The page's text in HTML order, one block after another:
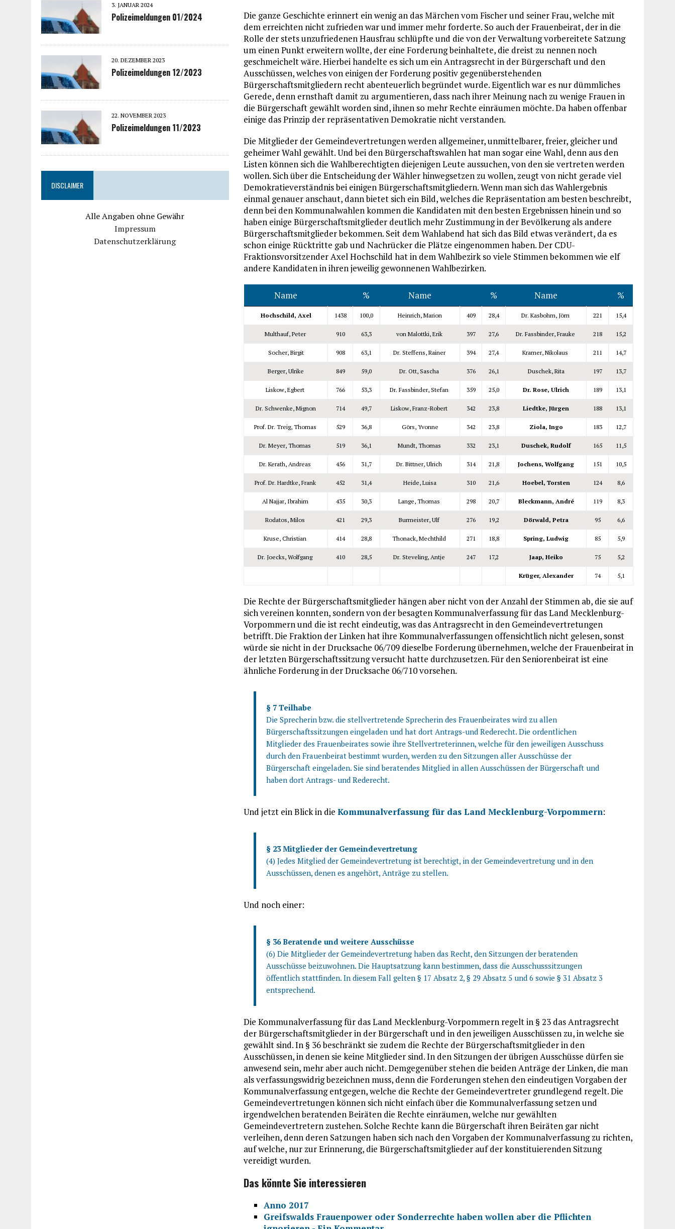
Die ganze Geschichte erinnert ein wenig an das Märchen vom Fischer und seiner Frau, welche mit
dem erreichten nicht zufrieden war und immer mehr forderte. So auch der Frauenbeirat, der in die
Rolle der stets unzufriedenen Hausfrau schlüpfte und die von der Verwaltung vorbereitete Satzung
um einen Punkt erweitern wollte, der eine Forderung beinhaltete, die dreist zu nennen noch
geschmeichelt wäre. Hierbei handelte es sich um ein Antragsrecht in der Bürgerschaft und den
Ausschüssen, welches von einigen der Forderung positiv gegenüberstehenden
Bürgerschaftsmitgliedern recht abenteuerlich begründet wurde. Eigentlich war es nur dümmliches
Gerede, denn ernsthaft damit zu argumentieren, dass nach ihrer Meinung nach zu wenige Frauen in
die Bürgerschaft gewählt worden sind, ihnen so mehr Rechte einräumen möchte. Da haben offenbar
einige das Prinzip der repräsentativen Demokratie nicht verstanden.
Die Mitglieder der Gemeindevertretungen werden allgemeiner, unmittelbarer, freier, gleicher und
geheimer Wahl gewählt. Und bei den Bürgerschaftswahlen hat man sogar eine Wahl, denn aus den
Listen können sich die Wahlberechtigten diejenigen Leute aussuchen, von den sie vertreten werden
wollen. Sich über die Entscheidung der Wähler hinwegsetzen zu wollen, zeugt von nicht gerade viel
Demokratieverständnis bei einigen Bürgerschaftsmitgliedern. Wenn man sich das Wahlergebnis
einmal genauer anschaut, dann bietet sich ein Bild, welches die Repräsentation am besten beschreibt,
denn bei den Kommunalwahlen kommen die Kandidaten mit den besten Ergebnissen hinein und so
haben einige Bürgerschaftsmitglieder deutlich mehr Zustimmung in der Bevölkerung als andere
Bürgerschaftsmitglieder bekommen. Seit dem Wahlabend hat sich das Bild etwas verändert, da es
schon einige Rücktritte gab und Nachrücker die Plätze eingenommen haben. Der CDU-
Fraktionsvorsitzender Axel Hochschild hat in dem Wahlbezirk so viele Stimmen bekommen wie elf
andere Kandidaten in ihren jeweilig gewonnenen Wahlbezirken.
Name % Name % Name %
Hochschild, Axel 1438 100,0 Heinrich, Marion 409 28,4 Dr. Kasbohm, Jörn 221 15,4
Multhauf, Peter 910 63,3 von Malottki, Erik 397 27,6 Dr. Fassbinder, Frauke 218 15,2
Socher, Birgit 908 63,1 Dr. Steffens, Rainer 394 27,4 Kramer, Nikolaus 211 14,7
Berger, Ulrike 849 59,0 Dr. Ott, Sascha 376 26,1 Duschek, Rita 197 13,7
Liskow, Egbert 766 53,3 Dr. Fassbinder, Stefan 359 25,0 Dr. Rose, Ulrich 189 13,1
Dr. Schwenke, Mignon 714 49,7 Liskow, Franz-Robert 342 23,8 Liedtke, Jürgen 188 13,1
Prof. Dr. Treig, Thomas 529 36,8 Görs, Yvonne 342 23,8 Ziola, Ingo 183 12,7
Dr. Meyer, Thomas 519 36,1 Mundt, Thomas 332 23,1 Duschek, Rudolf 165 11,5
Dr. Kerath, Andreas 456 31,7 Dr. Bittner, Ulrich 314 21,8 Jochens, Wolfgang 151 10,5
Prof. Dr. Hardtke, Frank 452 31,4 Heide, Luisa 310 21,6 Hoebel, Torsten 124 8,6
Al Najjar, Ibrahim 435 30,3 Lange, Thomas 298 20,7 Bleckmann, André 119 8,3
Rodatos, Milos 421 29,3 Burmeister, Ulf 276 19,2 Dörwald, Petra 95 6,6
Kruse, Christian 414 28,8 Thonack, Mechthild 271 18,8 Spring, Ludwig 85 5,9
Dr. Joecks, Wolfgang 410 28,5 Dr. Steveling, Antje 247 17,2 Jaap, Heiko 75 5,2
Krüger, Alexander 74 5,1
Die Rechte der Bürgerschaftsmitglieder hängen aber nicht von der Anzahl der Stimmen ab, die sie auf
sich vereinen konnten, sondern von der besagten Kommunalverfassung für das Land Mecklenburg-
Vorpommern und die ist recht eindeutig, was das Antragsrecht in den Gemeindevertretungen
betrifft. Die Fraktion der Linken hat ihre Kommunalverfassungen offensichtlich nicht gelesen, sonst
würde sie nicht in der Drucksache 06/709 dieselbe Forderung übernehmen, welche der Frauenbeirat in
der letzten Bürgerschaftssitzung versucht hatte durchzusetzen. Für den Seniorenbeirat ist eine
ähnliche Forderung in der Drucksache 06/710 vorsehen.
§ 7 Teilhabe
Die Sprecherin bzw. die stellvertretende Sprecherin des Frauenbeirates wird zu allen
Bürgerschaftssitzungen eingeladen und hat dort Antrags-und Rederecht. Die ordentlichen
Mitglieder des Frauenbeirates sowie ihre Stellvertreterinnen, welche für den jeweiligen Ausschuss
durch den Frauenbeirat bestimmt wurden, werden zu den Sitzungen aller Ausschüsse der
Bürgerschaft eingeladen. Sie sind beratendes Mitglied in allen Ausschüssen der Bürgerschaft und
haben dort Antrags- und Rederecht.
Und jetzt ein Blick in dieKommunalverfassung für das Land Mecklenburg-Vorpommern:
§ 23 Mitglieder der Gemeindevertretung
(4) Jedes Mitglied der Gemeindevertretung ist berechtigt, in der Gemeindevertretung und in den
Ausschüssen, denen es angehört, Anträge zu stellen.
Und noch einer:
§ 36 Beratende und weitere Ausschüsse
(6) Die Mitglieder der Gemeindevertretung haben das Recht, den Sitzungen der beratenden
Ausschüsse beizuwohnen. Die Hauptsatzung kann bestimmen, dass die Ausschusssitzungen
öffentlich stattfinden. In diesem Fall gelten § 17 Absatz 2, § 29 Absatz 5 und 6 sowie § 31 Absatz 3
entsprechend.
Die Kommunalverfassung für das Land Mecklenburg-Vorpommern regelt in § 23 das Antragsrecht
der Bürgerschaftsmitglieder in der Bürgerschaft und in den jeweiligen Ausschüssen zu, in welche sie
gewählt sind. In § 36 beschränkt sie zudem die Rechte der Bürgerschaftsmitglieder in den
Ausschüssen, in denen sie keine Mitglieder sind. In den Sitzungen der übrigen Ausschüsse dürfen sie
anwesend sein, mehr aber auch nicht. Demgegenüber stehen die beiden Anträge der Linken, die man
als verfassungswidrig bezeichnen muss, denn die Forderungen stehen den eindeutigen Vorgaben der
Kommunalverfassung entgegen, welche die Rechte der Gemeindevertreter grundlegend regelt. Die
Gemeindevertretungen können sich nicht einfach über die Kommunalverfassung setzen und
irgendwelchen beratenden Beiräten die Rechte einräumen, welche nur gewählten
Gemeindevertretern zustehen. Solche Rechte kann die Bürgerschaft ihren Beiräten gar nicht
verleihen, denn deren Satzungen haben sich nach den Vorgaben der Kommunalverfassung zu richten,
auf welche, nur zur Erinnerung, die Bürgerschaftsmitglieder auf der konstituierenden Sitzung
vereidigt wurden.
Das könnte Sie interessieren
Anno 2017
Greifswalds Frauenpower oder Sonderrechte haben wollen aber die Pflichten
3. JANUAR 2024
Polizeimeldungen 01/2024
20. DEZEMBER 2023
Polizeimeldungen 12/2023
22. NOVEMBER 2023
Polizeimeldungen 11/2023
DISCLAIMER
Alle Angaben ohne Gewähr
Impressum
Datenschutzerklärung